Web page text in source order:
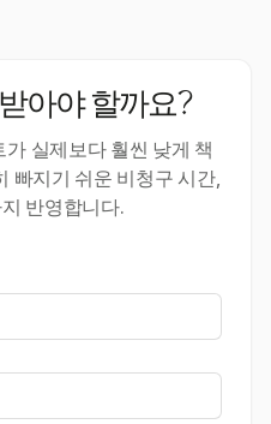
아야 할까요?
실제보다 훨씬 낮게 책
빠지기 쉬운 비청구 시간,
반영합니다.